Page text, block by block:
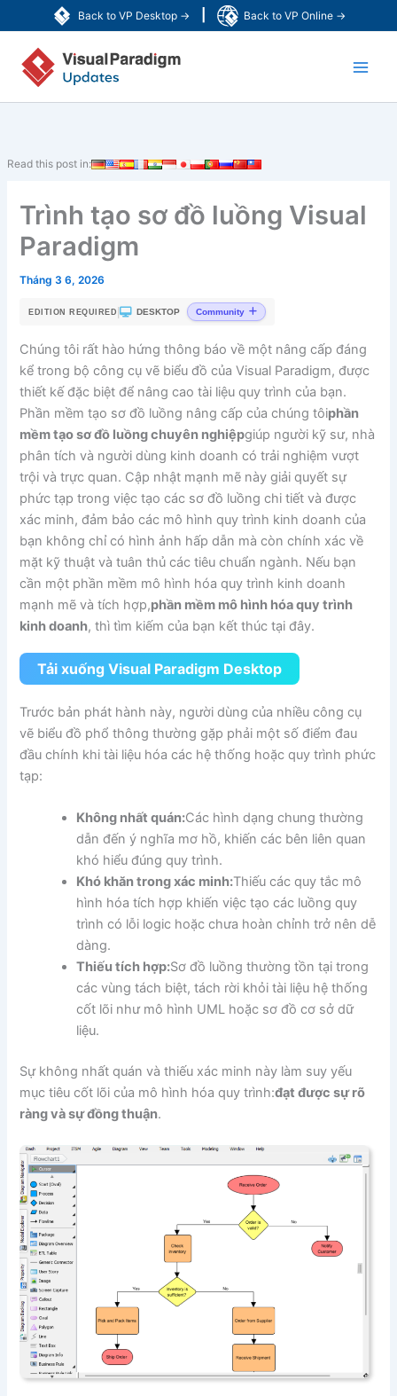
Back to VP Desktop → Back to VP Online →
tới
dung
Read this post in:
Trình tạo sơ đồ luồng Visual
Paradigm
Tháng 3 6, 2026
EDITION REQUIRED | DESKTOP Community
Chúng tôi rất hào hứng thông báo về một nâng cấp đáng
kể trong bộ công cụ vẽ biểu đồ của Visual Paradigm, được
thiết kế đặc biệt để nâng cao tài liệu quy trình của bạn.
Phần mềm tạo sơ đồ luồng nâng cấp của chúng tôiphần
mềm tạo sơ đồ luồng chuyên nghiệpgiúp người kỹ sư, nhà
phân tích và người dùng kinh doanh có trải nghiệm vượt
trội và trực quan. Cập nhật mạnh mẽ này giải quyết sự
phức tạp trong việc tạo các sơ đồ luồng chi tiết và được
xác minh, đảm bảo các mô hình quy trình kinh doanh của
bạn không chỉ có hình ảnh hấp dẫn mà còn chính xác về
mặt kỹ thuật và tuân thủ các tiêu chuẩn ngành. Nếu bạn
cần một phần mềm mô hình hóa quy trình kinh doanh
mạnh mẽ và tích hợp,phần mềm mô hình hóa quy trình
kinh doanh, thì tìm kiếm của bạn kết thúc tại đây.
Tải xuống Visual Paradigm Desktop
Trước bản phát hành này, người dùng của nhiều công cụ
vẽ biểu đồ phổ thông thường gặp phải một số điểm đau
đầu chính khi tài liệu hóa các hệ thống hoặc quy trình phức
tạp:
Không nhất quán:Các hình dạng chung thường
dẫn đến ý nghĩa mơ hồ, khiến các bên liên quan
khó hiểu đúng quy trình.
Khó khăn trong xác minh:Thiếu các quy tắc mô
hình hóa tích hợp khiến việc tạo các luồng quy
trình có lỗi logic hoặc chưa hoàn chỉnh trở nên dễ
dàng.
Thiếu tích hợp:Sơ đồ luồng thường tồn tại trong
các vùng tách biệt, tách rời khỏi tài liệu hệ thống
cốt lõi như mô hình UML hoặc sơ đồ cơ sở dữ
liệu.
Sự không nhất quán và thiếu xác minh này làm suy yếu
mục tiêu cốt lõi của mô hình hóa quy trình:đạt được sự rõ
ràng và sự đồng thuận.